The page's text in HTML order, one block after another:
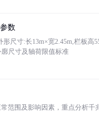
数
尺寸:长13m×宽2.45m,栏板高
尺寸及轴荷限值标准
范围及影响因素，重点分析千